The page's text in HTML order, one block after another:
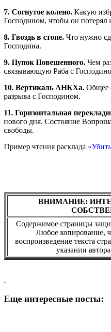
7. Согнутое колено. Какую
Господином, чтобы он потерял
8. Гвоздь в стопе. Что нужно
Господина.
9. Пупок Повешенного. Чем
связывающую Раба с
10. Вертикаль АНКХа. Общее
разрыва с Господином.
11. Горизонтальная
нового дня. Состояние
свободы.
Пример чтения расклада
ВНИМАНИЕ:
Содержимое страницы
Любое копирование,
воспроизведение текста
указании автора
.
Еще интересные посты: